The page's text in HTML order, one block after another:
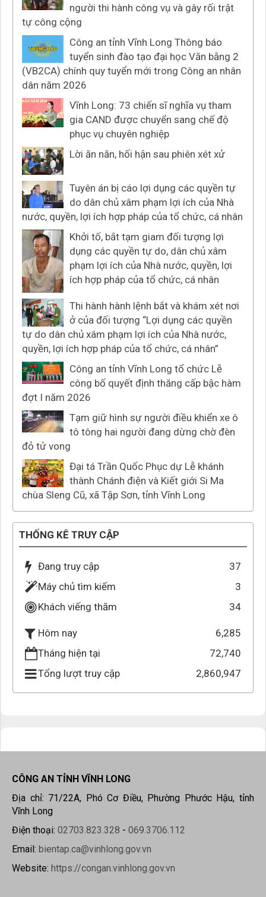
người thi hành công vụ và gây rối trật
tự công cộng
Công an tỉnh Vĩnh Long Thông báo
tuyển sinh đào tạo đại học Văn bằng 2
(VB2CA) chính quy tuyển mới trong Công an nhân
dân năm 2026
Vĩnh Long: 73 chiến sĩ nghĩa vụ tham
gia CAND được chuyển sang chế độ
phục vụ chuyên nghiệp
Lời ăn năn, hối hận sau phiên xét xử
Tuyên án bị cáo lợi dụng các quyền tự
do dân chủ xâm phạm lợi ích của Nhà
nước, quyền, lợi ích hợp pháp của tổ chức, cá nhân
Khởi tố, bắt tạm giam đối tượng lợi
dụng các quyền tự do, dân chủ xâm
phạm lợi ích của Nhà nước, quyền, lợi
ích hợp pháp của tổ chức, cá nhân
Thi hành hành lệnh bắt và khám xét nơi
ở của đối tượng “Lợi dụng các quyền
tự do dân chủ xâm phạm lợi ích của Nhà nước,
quyền, lợi ích hợp pháp của tổ chức, cá nhân”
Công an tỉnh Vĩnh Long tổ chức Lễ
công bố quyết định thăng cấp bậc hàm
đợt I năm 2026
Tạm giữ hình sự người điều khiển xe ô
tô tông hai người đang dừng chờ đèn
đỏ tử vong
Đại tá Trần Quốc Phục dự Lễ khánh
thành Chánh điện và Kiết giới Si Ma
chùa Sleng Cũ, xã Tập Sơn, tỉnh Vĩnh Long
THỐNG KÊ TRUY CẬP
Đang truy cập
37
Máy chủ tìm kiếm
3
Khách viếng thăm
34
Hôm nay
6,285
Tháng hiện tại
72,740
Tổng lượt truy cập
2,860,947
CÔNG AN TỈNH VĨNH LONG
Địa chỉ: 71/22A, Phó Cơ Điều, Phường Phước Hậu, tỉnh
Vĩnh Long
Điện thoại: 02703.823.328 - 069.3706.112
Email: bientap.ca@vinhlong.gov.vn
Website: https://congan.vinhlong.gov.vn